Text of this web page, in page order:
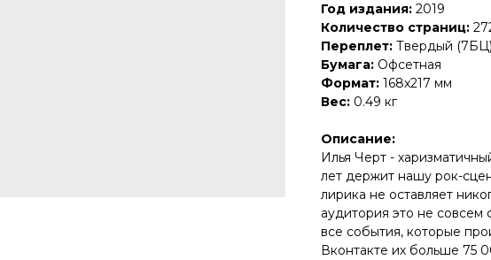
Год издания: 2019
Количество страниц:
Переплет: Твердый (7БЦ)
Бумага: Офсетная
Формат: 168x217 мм
Вес: 0.49 кг
Описание:
Илья Черт -
лет держит нашу рок-
лирика не оставляет
аудитория это не совсем
все события, которые
Вконтакте их больше 75